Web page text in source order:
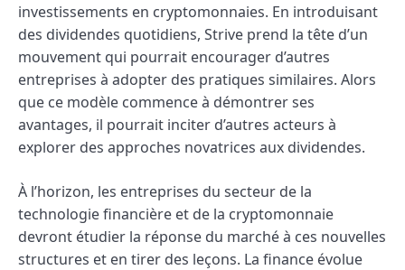
investissements en cryptomonnaies. En introduisant
des dividendes quotidiens, Strive prend la tête d’un
mouvement qui pourrait encourager d’autres
entreprises à adopter des pratiques similaires. Alors
que ce modèle commence à démontrer ses
avantages, il pourrait inciter d’autres acteurs à
explorer des approches novatrices aux dividendes.
À l’horizon, les entreprises du secteur de la
technologie financière et de la cryptomonnaie
devront étudier la réponse du marché à ces nouvelles
structures et en tirer des leçons. La finance évolue